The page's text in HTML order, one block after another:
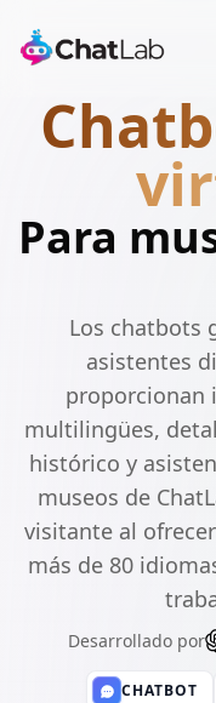
Para
Los chatbots
asistentes
proporcionan
multilingües,
histórico y
museos de
visitante al
más de 80
Desarrollado por
CHATBOT